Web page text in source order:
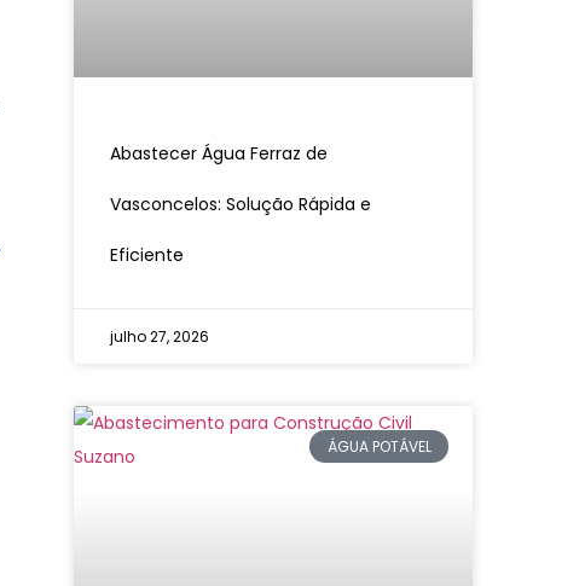
Abastecer Água Ferraz de
Vasconcelos: Solução Rápida e
Eficiente
julho 27, 2026
ÁGUA POTÁVEL